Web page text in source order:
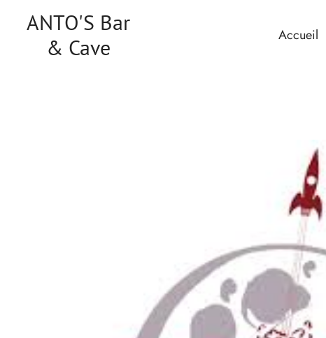
ANTO'S Bar
& Cave
Accueil